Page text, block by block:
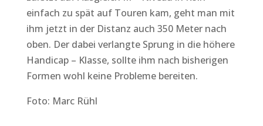
einfach zu spät auf Touren kam, geht man mit
ihm jetzt in der Distanz auch 350 Meter nach
oben. Der dabei verlangte Sprung in die höhere
Handicap – Klasse, sollte ihm nach bisherigen
Formen wohl keine Probleme bereiten.
Foto: Marc Rühl